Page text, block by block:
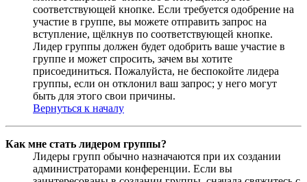
соответствующей кнопке. Если требуется одобрение на
участие в группе, вы можете отправить запрос на
вступление, щёлкнув по соответствующей кнопке.
Лидер группы должен будет одобрить ваше участие в
группе и может спросить, зачем вы хотите
присоединиться. Пожалуйста, не беспокойте лидера
группы, если он отклонил ваш запрос; у него могут
быть для этого свои причины.
Вернуться к началу
Как мне стать лидером группы?
Лидеры групп обычно назначаются при их создании
администраторами конференции. Если вы